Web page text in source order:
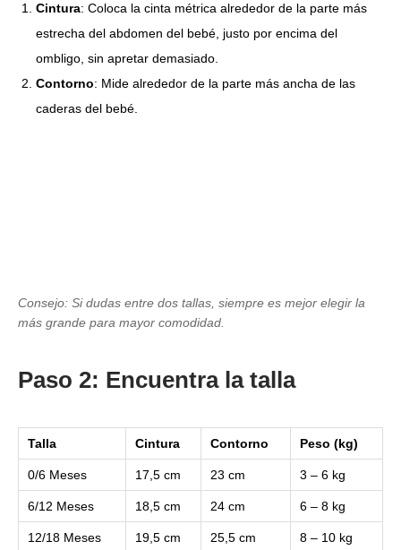
Cintura: Coloca la cinta métrica alrededor de la parte más
estrecha del abdomen del bebé, justo por encima del
ombligo, sin apretar demasiado.
Contorno: Mide alrededor de la parte más ancha de las
caderas del bebé.
Consejo: Si dudas entre dos tallas, siempre es mejor elegir la
más grande para mayor comodidad.
Paso 2: Encuentra la talla
Talla Cintura Contorno Peso (kg)
0/6 Meses 17,5 cm 23 cm 3 – 6 kg
6/12 Meses 18,5 cm 24 cm 6 – 8 kg
12/18 Meses 19,5 cm 25,5 cm 8 – 10 kg